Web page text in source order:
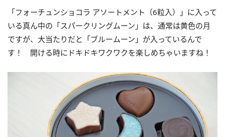
「フォーチュンショコラ アソートメント（6粒入）」に入って
いる真ん中の「スパークリングムーン」は、通常は黄色の月
ですが、大当たりだと「ブルームーン」が入っているんで
す！ 開ける時にドキドキワクワクを楽しめちゃいますね！